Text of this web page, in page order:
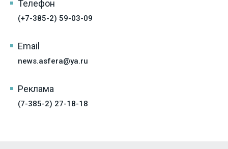
Телефон
(+7-385-2) 59-03-09
Email
news.asfera@ya.ru
Реклама
(7-385-2) 27-18-18